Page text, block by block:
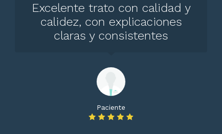
Excelente trato con calidad y
calidez, con explicaciones
claras y consistentes
Paciente